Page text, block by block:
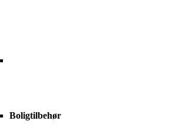
Boligtilbehør